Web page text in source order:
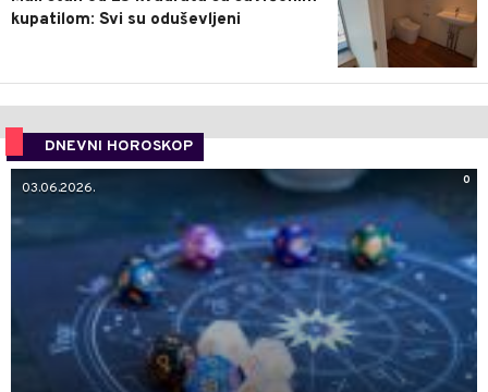
kupatilom: Svi su oduševljeni
DNEVNI HOROSKOP
0
03.06.2026.